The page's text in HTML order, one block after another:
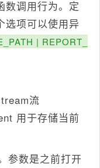
数调用行为。定
选项可以使用异
| REPORT_
流
用于存储当前
参数是之前打开